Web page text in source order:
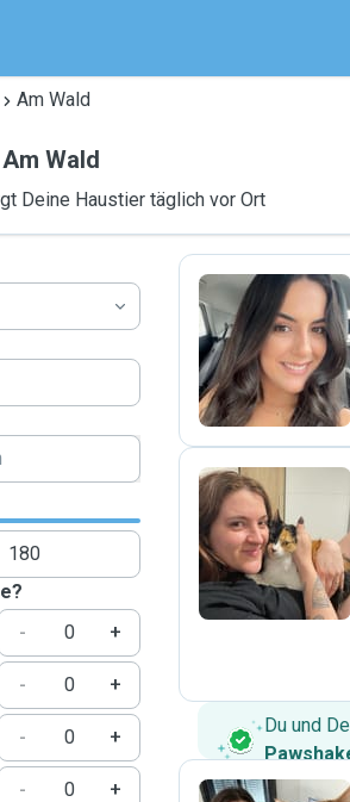
Am Wald
Am Wald
Deine Haustier täglich vor Ort
-
+
-
+
-
+
-
+
A
T
Du und